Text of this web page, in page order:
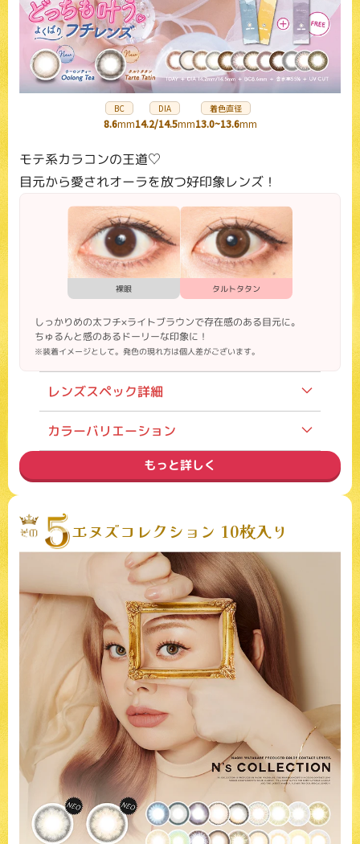
キャンセル ログアウトする
BC
8.6mm
DIA
14.2/14.5mm
着色直径
13.0~13.6mm
モテ系カラコンの王道♡
目元から愛されオーラを放つ好印象レンズ！
裸眼 タルトタタン
しっかりめの太フチ×ライトブラウンで存在感のある目元に。
ちゅるんと感のあるドーリーな印象に！
※装着イメージとして。発色の現れ方は個人差がございます。
レンズスペック詳細
装用期間
1箱10枚入り
モデル
含水率
55%
主なカラー
タルトタタン・コーヒーゼリー・シ
アーブラック
カラーバリエーション
もっと詳しく
エヌズコレクション 10枚入り